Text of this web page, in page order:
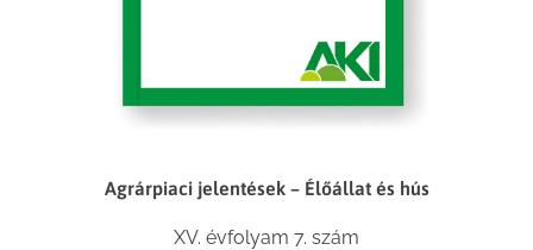
Agrárpiaci jelentések – Élőállat és hús
XV. évfolyam 7. szám